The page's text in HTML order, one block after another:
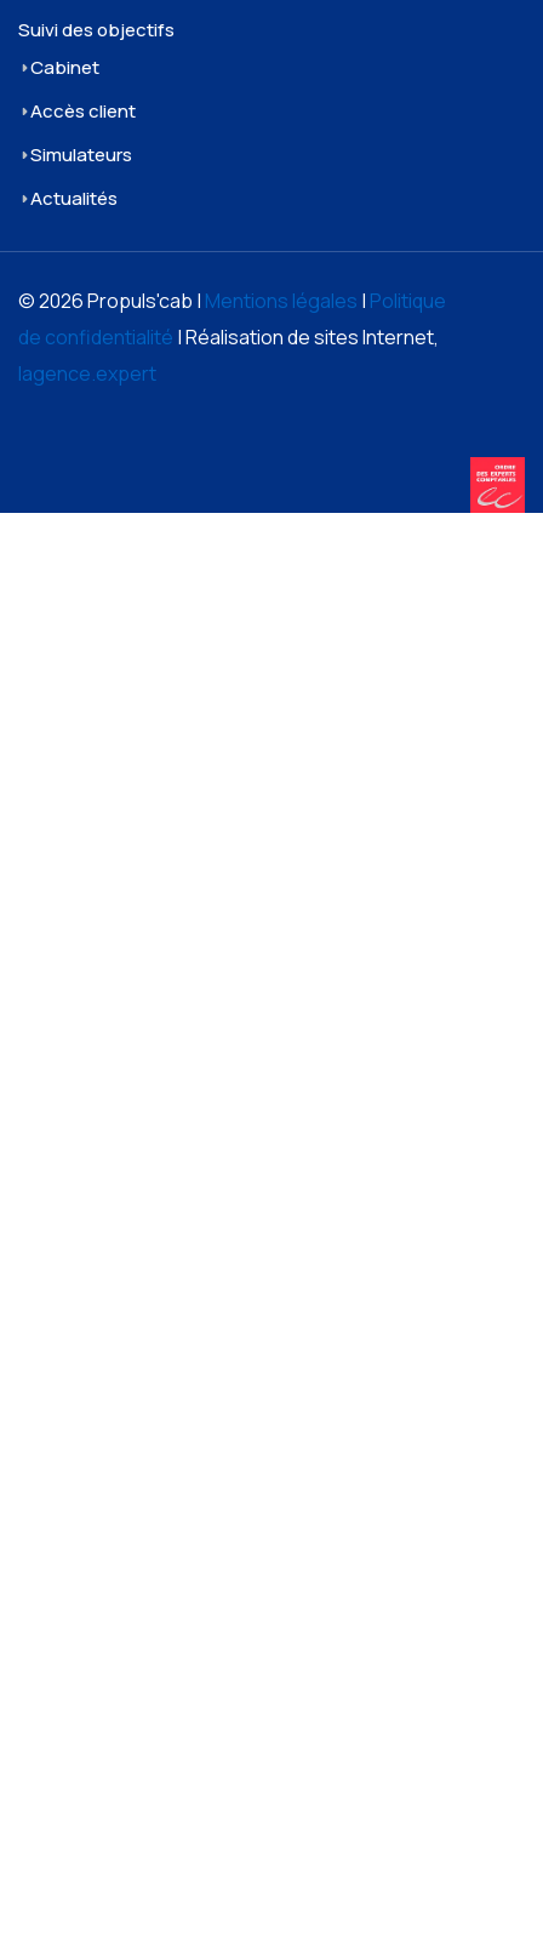
Suivi des objectifs
Cabinet
Accès client
Simulateurs
Actualités
© 2026 Propuls'cab | Mentions légales | Politique
de confidentialité | Réalisation de sites Internet,
lagence.expert